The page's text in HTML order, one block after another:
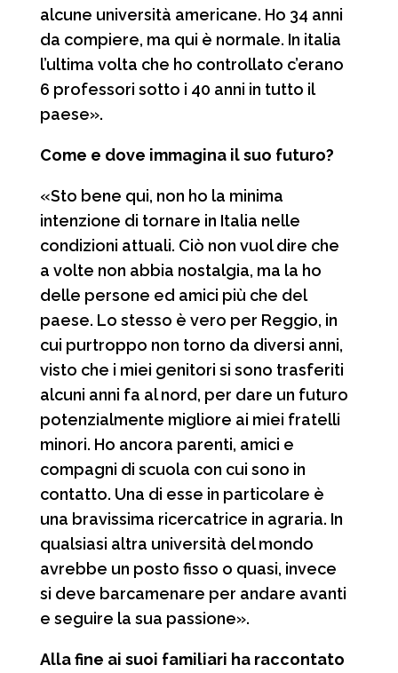
alcune università americane. Ho 34 anni
da compiere, ma qui è normale. In italia
l’ultima volta che ho controllato c’erano
6 professori sotto i 40 anni in tutto il
paese».
Come e dove immagina il suo futuro?
«Sto bene qui, non ho la minima
intenzione di tornare in Italia nelle
condizioni attuali. Ciò non vuol dire che
a volte non abbia nostalgia, ma la ho
delle persone ed amici più che del
paese. Lo stesso è vero per Reggio, in
cui purtroppo non torno da diversi anni,
visto che i miei genitori si sono trasferiti
alcuni anni fa al nord, per dare un futuro
potenzialmente migliore ai miei fratelli
minori. Ho ancora parenti, amici e
compagni di scuola con cui sono in
contatto. Una di esse in particolare è
una bravissima ricercatrice in agraria. In
qualsiasi altra università del mondo
avrebbe un posto fisso o quasi, invece
si deve barcamenare per andare avanti
e seguire la sua passione».
Alla fine ai suoi familiari ha raccontato